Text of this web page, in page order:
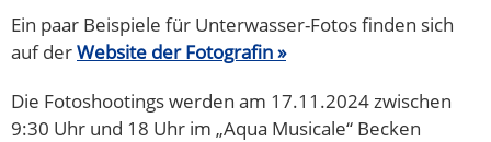
Ein paar Beispiele für Unterwasser-Fotos finden sich
auf derWebsite der Fotografin »
Die Fotoshootings werden am 17.11.2024 zwischen
9:30 Uhr und 18 Uhr im „Aqua Musicale“ Becken